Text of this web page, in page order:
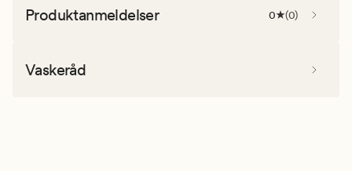
Produktanmeldelser 0 (0)
Vaskeråd